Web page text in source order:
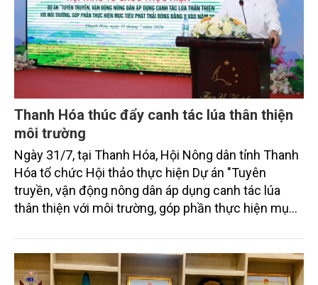
Thanh Hóa thúc đẩy canh tác lúa thân thiện
môi trường
Ngày 31/7, tại Thanh Hóa, Hội Nông dân tỉnh Thanh
Hóa tổ chức Hội thảo thực hiện Dự án "Tuyên
truyền, vận động nông dân áp dụng canh tác lúa
thân thiện với môi trường, góp phần thực hiện mục
trình thu hút sự tham gia của đông đảo đại biểu đến
từ các cơ quan quản lý nhà nước, đơn vị nghiên cứu,
doanh nghiệp, hợp tác xã và nông dân đang trực